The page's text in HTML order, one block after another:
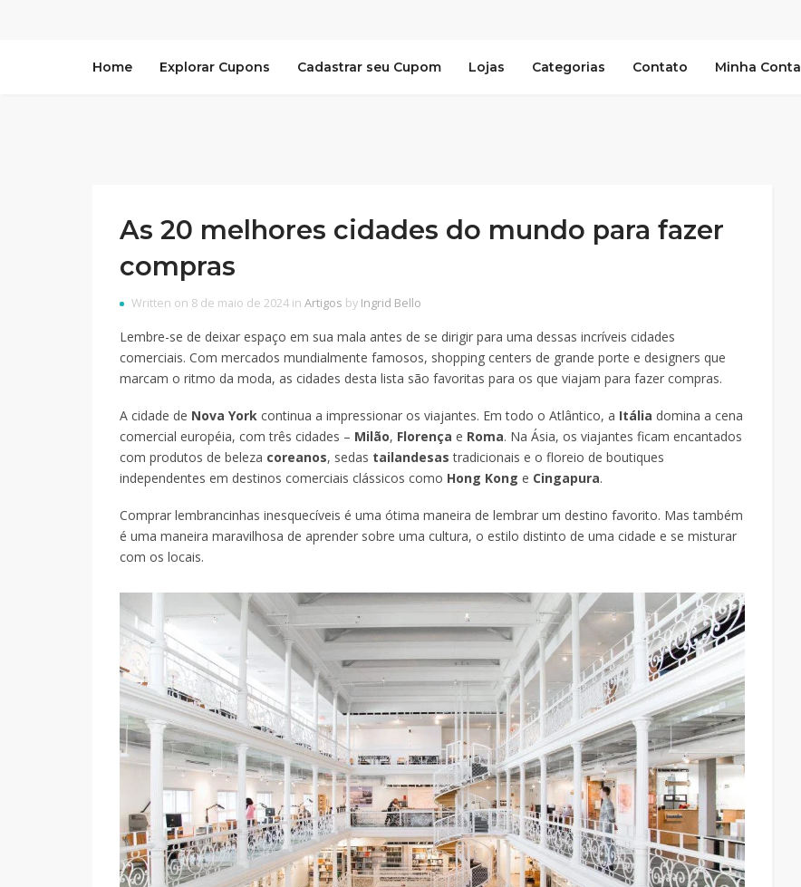
Home Explorar Cupons Cadastrar seu Cupom Lojas Categorias Contato Minha Conta
As 20 melhores cidades do mundo para fazer
compras
Written on 8 de maio de 2024 in Artigos by Ingrid Bello
Lembre-se de deixar espaço em sua mala antes de se dirigir para uma dessas incríveis cidades
comerciais. Com mercados mundialmente famosos, shopping centers de grande porte e designers que
marcam o ritmo da moda, as cidades desta lista são favoritas para os que viajam para fazer compras.
A cidade de Nova York continua a impressionar os viajantes. Em todo o Atlântico, a Itália domina a cena
comercial européia, com três cidades – Milão, Florença e Roma. Na Ásia, os viajantes ficam encantados
com produtos de beleza coreanos, sedas tailandesastradicionais e o floreio de boutiques
independentes em destinos comerciais clássicos como Hong Kong e Cingapura.
Comprar lembrancinhas inesquecíveis é uma ótima maneira de lembrar um destino favorito. Mas também
é uma maneira maravilhosa de aprender sobre uma cultura, o estilo distinto de uma cidade e se misturar
com os locais.